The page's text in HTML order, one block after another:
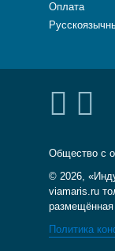
Оплата
Общество с
© 2026,
viamaris.ru
размещённая
Политика